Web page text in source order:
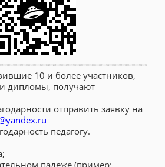
10 и более участников,
дипломы, получают
отправить заявку на
педагогу.